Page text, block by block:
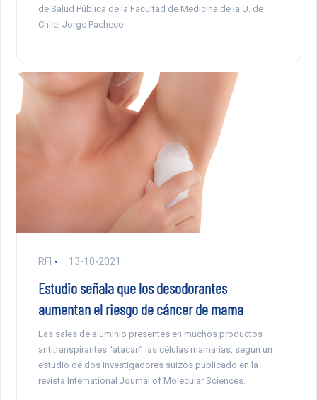
de Salud Pública de la Facultad de Medicina de la U. de
Chile, Jorge Pacheco.
RFI 13-10-2021
Estudio señala que los desodorantes
aumentan el riesgo de cáncer de mama
Las sales de aluminio presentes en muchos productos
antitranspirantes “atacan” las células mamarias, según un
estudio de dos investigadores suizos publicado en la
revista International Journal of Molecular Sciences.